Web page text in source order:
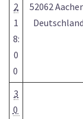
2
1
8:
0
0
52062
Deutschland
3
0